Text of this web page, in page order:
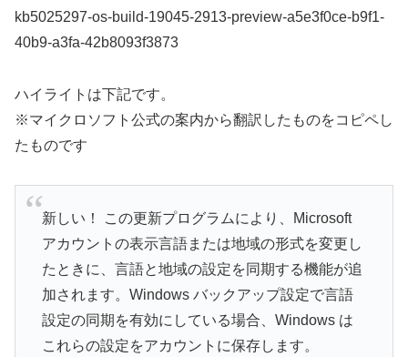
kb5025297-os-build-19045-2913-preview-a5e3f0ce-b9f1-
40b9-a3fa-42b8093f3873
ハイライトは下記です。
※マイクロソフト公式の案内から翻訳したものをコピペし
たものです
新しい！ この更新プログラムにより、Microsoft
アカウントの表示言語または地域の形式を変更し
たときに、言語と地域の設定を同期する機能が追
加されます。Windows バックアップ設定で言語
設定の同期を有​​効にしている場合、Windows は
これらの設定をアカウントに保存します。